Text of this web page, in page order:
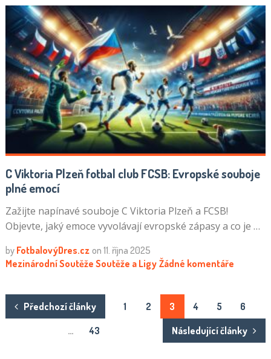
C Viktoria Plzeň fotbal club FCSB: Evropské souboje
plné emocí
Zažijte napínavé souboje C Viktoria Plzeň a FCSB!
Objevte, jaký emoce vyvolávají evropské zápasy a co je …
by FotbalovýDres.cz on 11. října 2025
Mezinárodní Soutěže Soutěže a Ligy Žádné komentáře
Stránkování
příspěvků
Předchozí články 1 2 3 4 5
6
…
43 Následující články